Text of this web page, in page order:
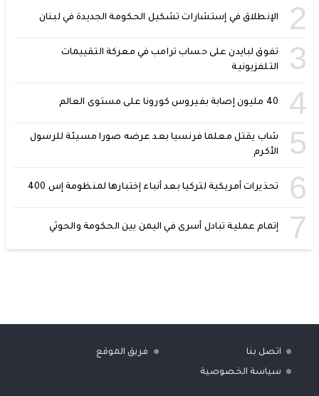
2 الإنطلاق في إستشارات تشكيل الحكومة الجديدة في لبنان
3
تفوق لبايدن على حساب ترامب في معركة التقييمات
التلفزيونية
4 40 مليون إصابة بفيروس كورونا على مستوى العالم
5
شاب يقتل معلما فرنسيا بعد عرضه صورا مسيئة للرسول
الأكرم
6 تحذيرات أمريكية لتركيا بعد أنباء إختبارها لمنظومة إس 400
7 إتمام عملية تبادل أسرى في اليمن بين الحكومة والحوثي
اتصل بنا
سياسة الخصوصية
فريق الموقع